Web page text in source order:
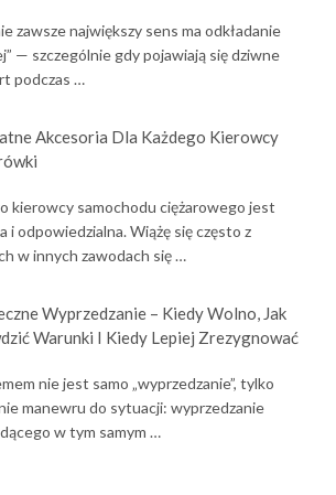
zawsze największy sens ma odkładanie
— szczególnie gdy pojawiają się dziwne
podczas …
Akcesoria Dla Każdego Kierowcy
kierowcy samochodu ciężarowego jest
i odpowiedzialna. Wiążę się często z
w innych zawodach się …
Wyprzedzanie – Kiedy Wolno, Jak
Warunki I Kiedy Lepiej Zrezygnować
nie jest samo „wyprzedzanie”, tylko
manewru do sytuacji: wyprzedzanie
w tym samym …